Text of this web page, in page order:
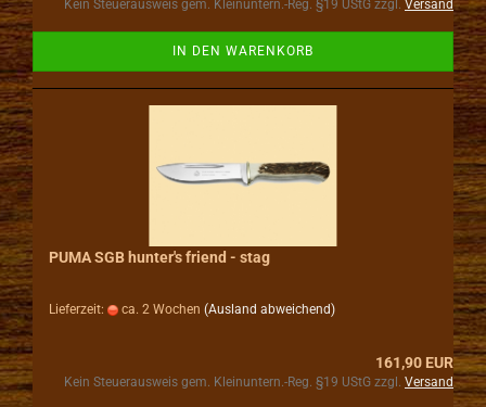
Kein Steuerausweis gem. Kleinuntern.-Reg. §19 UStG zzgl. Versand
IN DEN WARENKORB
PUMA SGB hunter's friend - stag
Lieferzeit: ca. 2 Wochen (Ausland abweichend)
161,90 EUR
Kein Steuerausweis gem. Kleinuntern.-Reg. §19 UStG zzgl. Versand